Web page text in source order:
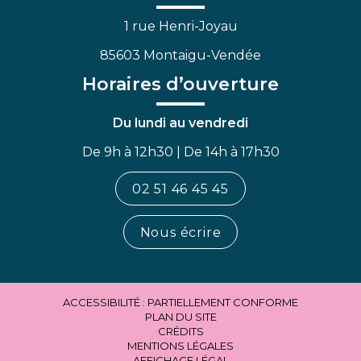
1 rue Henri-Joyau
85603 Montaigu-Vendée
Horaires d’ouverture
Du lundi au vendredi
De 9h à 12h30 | De 14h à 17h30
02 51 46 45 45
Nous écrire
ACCESSIBILITÉ : PARTIELLEMENT CONFORME
PLAN DU SITE
CRÉDITS
MENTIONS LÉGALES